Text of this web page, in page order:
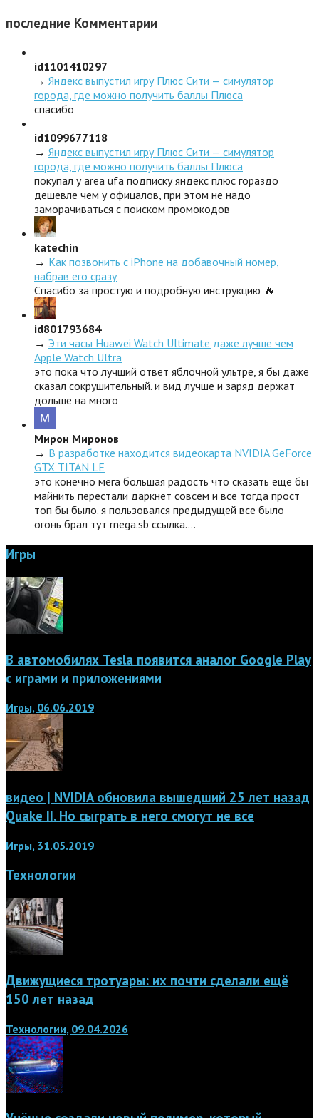
последние Комментарии
id1101410297
→ Яндекс выпустил игру Плюс Сити — симулятор
города, где можно получить баллы Плюса
спасибо
id1099677118
→ Яндекс выпустил игру Плюс Сити — симулятор
города, где можно получить баллы Плюса
покупал у area ufa подписку яндекс плюс гораздо
дешевле чем у офицалов, при этом не надо
заморачиваться с поиском промокодов
katechin
→ Как позвонить с iPhone на добавочный номер,
набрав его сразу
Спасибо за простую и подробную инструкцию 🔥
id801793684
→ Эти часы Huawei Watch Ultimate даже лучше чем
Apple Watch Ultra
это пока что лучший ответ яблочной ультре, я бы даже
сказал сокрушительный. и вид лучше и заряд держат
дольше на много
Мирон Миронов
→ В разработке находится видеокарта NVIDIA GeForce
GTX TITAN LE
это конечно мега большая радость что сказать еще бы
майнить перестали даркнет совсем и все тогда прост
топ бы было. я пользовался предыдущей все было
огонь брал тут rnega.sb ссылка.…
Игры
В автомобилях Tesla появится аналог Google Play
с играми и приложениями
Игры, 06.06.2019
видео | NVIDIA обновила вышедший 25 лет назад
Quake II. Но сыграть в него смогут не все
Игры, 31.05.2019
Технологии
Движущиеся тротуары: их почти сделали ещё
150 лет назад
Технологии, 09.04.2026